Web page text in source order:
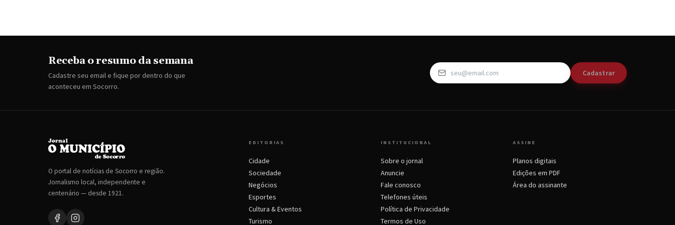
Receba o resumo da semana
Cadastre seu email e fique por dentro do que
aconteceu em Socorro.
Cadastrar
O portal de notícias de Socorro e região.
Jornalismo local, independente e
centenário — desde 1921.
EDITORIAS
Cidade
Sociedade
Negócios
Esportes
Cultura & Eventos
Turismo
INSTITUCIONAL
Sobre o jornal
Anuncie
Fale conosco
Telefones úteis
Política de Privacidade
Termos de Uso
ASSINE
Planos digitais
Edições em PDF
Área do assinante